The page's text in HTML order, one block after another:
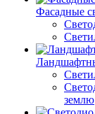
Фасадные
землю